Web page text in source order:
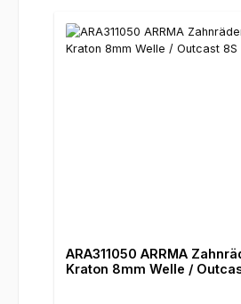
ARA311050 ARRMA Zahnräder
Kraton 8mm Welle /